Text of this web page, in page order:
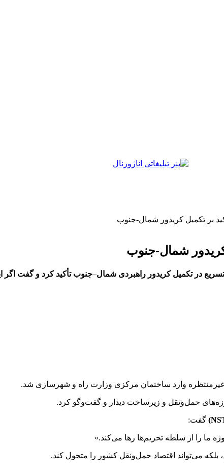
بر تکمیل کریدور شمال-جنوب
کریدور شمال-جنوب
در تکمیل کریدور راهبردی شمال–جنوب تأکید کرد و گفت اگر
غیرمنتظره وارد ساختمان مرکزی وزارت راه و شهرسازی شد.
حمل‌ونقل و زیرساخت دیدار و گفت‌وگو کرد.
گفت:
ما را از سلطه تحریم‌ها رها می‌کند.»
بلکه می‌تواند اقتصاد حمل‌ونقل کشور را متحول کند.